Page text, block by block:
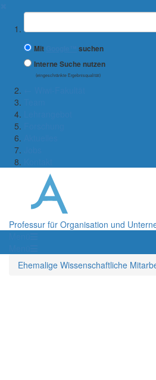
Suchbegriff
Mit
suchen
Interne Suche nutzen
(eingeschränkte Ergebnisqualität)
Professur für Organisation und
Ehemalige Wissenschaftliche